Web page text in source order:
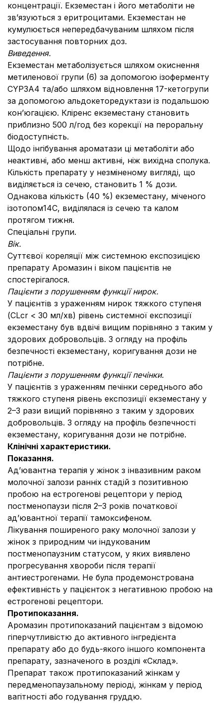
концентрації. Екземестан і його метаболіти не
зв’язуються з еритроцитами. Екземестан не
кумулюється непередбачуваним шляхом після
застосування повторних доз.
Виведення.
Екземестан метаболізується шляхом окиснення
метиленової групи (6) за допомогою ізоферменту
CYP3А4 та/або шляхом відновлення 17-кетогрупи
за допомогою альдокеторедуктази із подальшою
кон’югацією. Кліренс екземестану становить
приблизно 500 л/год без корекції на пероральну
біодоступність.
Щодо інгібування ароматази ці метаболіти або
неактивні, або менш активні, ніж вихідна сполука.
Кількість препарату у незміненому вигляді, що
виділяється із сечею, становить 1 % дози.
Однакова кількість (40 %) екземестану, міченого
ізотопом14C, виділялася із сечею та калом
протягом тижня.
Спеціальні групи.
Вік.
Суттєвої кореляції між системною експозицією
препарату Аромазин і віком пацієнтів не
спостерігалося.
Пацієнти з порушенням функції нирок.
У пацієнтів з ураженням нирок тяжкого ступеня
(CLсr < 30 мл/хв) рівень системної експозиції
екземестану був вдвічі вищим порівняно з таким у
здорових добровольців. З огляду на профіль
безпечності екземестану, коригування дози не
потрібне.
Пацієнти з порушенням функції печінки.
У пацієнтів з ураженням печінки середнього або
тяжкого ступеня рівень експозиції екземестану у
2–3 рази вищий порівняно з таким у здорових
добровольців. З огляду на профіль безпечності
екземестану, коригування дози не потрібне.
Клінічні характеристики.
Показання.
Ад’ювантна терапія у жінок з інвазивним раком
молочної залози ранніх стадій з позитивною
пробою на естрогенові рецептори у період
постменопаузи після 2–3 років початкової
ад’ювантної терапії тамоксифеном.
Лікування поширеного раку молочної залози у
жінок з природним чи індукованим
постменопаузним статусом, у яких виявлено
прогресування хвороби після терапії
антиестрогенами. Не була продемонстрована
ефективність у пацієнток з негативною пробою на
естрогенові рецептори.
Протипоказання.
Аромазин протипоказаний пацієнтам з відомою
гіперчутливістю до активного інгредієнта
препарату або до будь-якого іншого компонента
препарату, зазначеного в розділі «Склад».
Препарат також протипоказаний жінкам у
передменопаузальному періоді, жінкам у період
вагітності або годування груддю.